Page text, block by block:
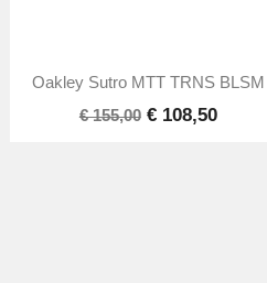
Snel bekijken
Oakley Sutro MTT TRNS BLSM
€ 155,00 € 108,50